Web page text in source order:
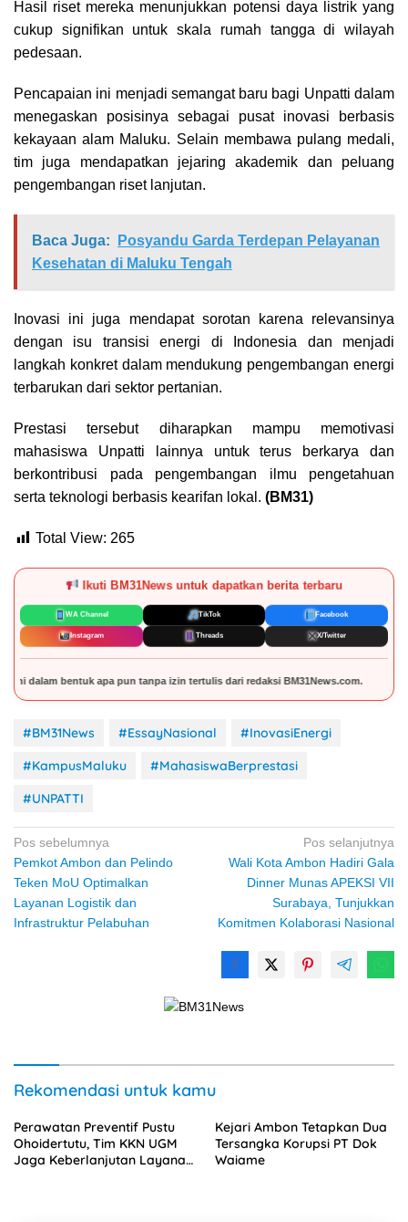
Hasil riset mereka menunjukkan potensi daya listrik yang
cukup signifikan untuk skala rumah tangga di wilayah
pedesaan.
Pencapaian ini menjadi semangat baru bagi Unpatti dalam
menegaskan posisinya sebagai pusat inovasi berbasis
kekayaan alam Maluku. Selain membawa pulang medali,
tim juga mendapatkan jejaring akademik dan peluang
pengembangan riset lanjutan.
Baca Juga:
Posyandu Garda Terdepan Pelayanan
Kesehatan di Maluku Tengah
Inovasi ini juga mendapat sorotan karena relevansinya
dengan isu transisi energi di Indonesia dan menjadi
langkah konkret dalam mendukung pengembangan energi
terbarukan dari sektor pertanian.
Prestasi tersebut diharapkan mampu memotivasi
mahasiswa Unpatti lainnya untuk terus berkarya dan
berkontribusi pada pengembangan ilmu pengetahuan
serta teknologi berbasis kearifan lokal. (BM31)
Total View: 265
Ikuti BM31News untuk dapatkan berita terbaru
WA Channel TikTok Facebook
Instagram Threads X/Twitter
izin tertulis dari redaksi BM31News.com.
#BM31News #EssayNasional
#InovasiEnergi
#KampusMaluku
#MahasiswaBerprestasi
#UNPATTI
Navigasi
pos
Pos sebelumnya
Pemkot Ambon dan Pelindo
Teken MoU Optimalkan
Layanan Logistik dan
Infrastruktur Pelabuhan
Pos selanjutnya
Wali Kota Ambon Hadiri Gala
Dinner Munas APEKSI VII
Surabaya, Tunjukkan
Komitmen Kolaborasi Nasional
Rekomendasi untuk kamu
Perawatan Preventif Pustu
Ohoidertutu, Tim KKN UGM
Jaga Keberlanjutan Layanan
Kejari Ambon Tetapkan Dua
Tersangka Korupsi PT Dok
Waiame